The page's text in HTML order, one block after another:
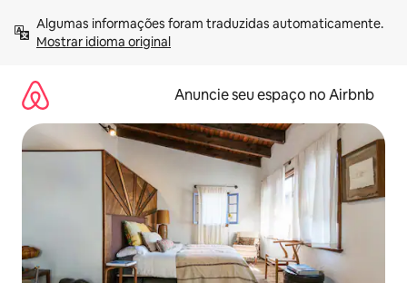
para
Mostrar idioma original
Anuncie seu espaço no Airbnb